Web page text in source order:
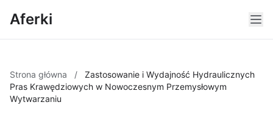
Aferki
Strona główna /
Zastosowanie i Wydajność Hydraulicznych
Pras Krawędziowych w Nowoczesnym Przemysłowym
Wytwarzaniu